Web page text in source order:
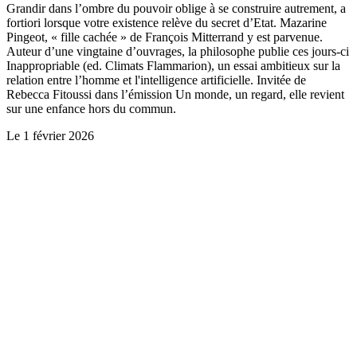
Grandir dans l’ombre du pouvoir oblige à se construire autrement, a
fortiori lorsque votre existence relève du secret d’Etat. Mazarine
Pingeot, « fille cachée » de François Mitterrand y est parvenue.
Auteur d’une vingtaine d’ouvrages, la philosophe publie ces jours-ci
Inappropriable (ed. Climats Flammarion), un essai ambitieux sur la
relation entre l’homme et l'intelligence artificielle. Invitée de
Rebecca Fitoussi dans l’émission Un monde, un regard, elle revient
sur une enfance hors du commun.
Le 1 février 2026